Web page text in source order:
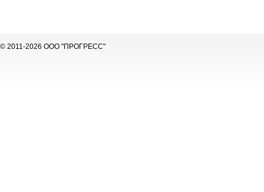
© 2011-2026 ООО "ПРОГРЕСС"